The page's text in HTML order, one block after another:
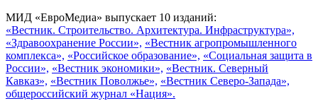
МИД «ЕвроМедиа» выпускает 10 изданий:
«Вестник. Строительство. Архитектура. Инфраструктура»,
«Здравоохранение России», «Вестник агропромышленного
комплекса», «Российское образование», «Социальная защита в
России», «Вестник экономики», «Вестник. Северный
Кавказ», «Вестник Поволжье», «Вестник Северо-Запада»,
общероссийский журнал «Нация».